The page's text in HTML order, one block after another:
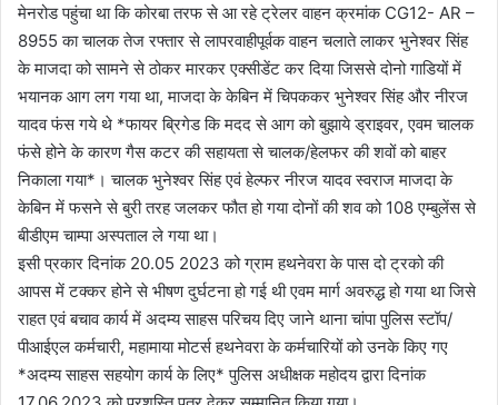
मेनरोड पहुंचा था कि कोरबा तरफ से आ रहे ट्रेलर वाहन क्रमांक CG12- AR –
8955 का चालक तेज रफ्तार से लापरवाहीपूर्वक वाहन चलाते लाकर भुनेश्वर सिंह
के माजदा को सामने से ठोकर मारकर एक्सीडेंट कर दिया जिससे दोनो गाडियों में
भयानक आग लग गया था, माजदा के केबिन में चिपककर भुनेश्वर सिंह और नीरज
यादव फंस गये थे *फायर ब्रिगेड कि मदद से आग को बुझाये ड्राइवर, एवम चालक
फंसे होने के कारण गैस कटर की सहायता से चालक/हेलफर की शवों को बाहर
निकाला गया*। चालक भुनेश्वर सिंह एवं हेल्फर नीरज यादव स्वराज माजदा के
केबिन में फसने से बुरी तरह जलकर फौत हो गया दोनों की शव को 108 एम्बुलेंस से
बीडीएम चाम्पा अस्पताल ले गया था।
इसी प्रकार दिनांक 20.05 2023 को ग्राम हथनेवरा के पास दो ट्रको की
आपस में टक्कर होने से भीषण दुर्घटना हो गई थी एवम मार्ग अवरुद्ध हो गया था जिसे
राहत एवं बचाव कार्य में अदम्य साहस परिचय दिए जाने थाना चांपा पुलिस स्टॉप/
पीआईएल कर्मचारी, महामाया मोटर्स हथनेवरा के कर्मचारियों को उनके किए गए
*अदम्य साहस सहयोग कार्य के लिए* पुलिस अधीक्षक महोदय द्वारा दिनांक